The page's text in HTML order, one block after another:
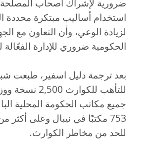
ضرورية لإشراك أصحاب
استخدام أساليب مبتكرة محددة
لزيادة الوعي، وأن التعاون مع
الحكومية ضروري للإدارة
بعد ترجمة دليل اسفير، طبعت
للتأهب للكوارث
جميع مكاتب الحكومة المحلية
للحد من مخاطر الكوارث.